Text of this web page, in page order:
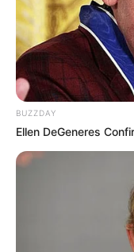
Ia debut bersama
2018 dengan mini
juga turut serta dalam
BUZZDAY
Ellen DeGeneres